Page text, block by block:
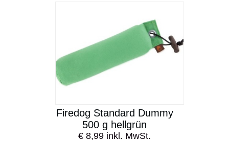
Firedog Standard Dummy
500 g hellgrün
€ 8,99 inkl. MwSt.